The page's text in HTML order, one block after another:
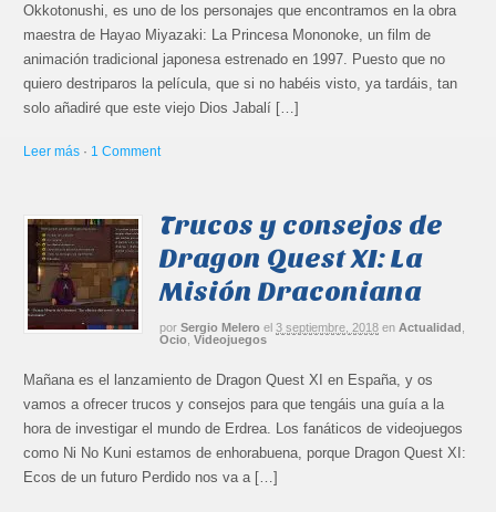
Okkotonushi, es uno de los personajes que encontramos en la obra
maestra de Hayao Miyazaki: La Princesa Mononoke, un film de
animación tradicional japonesa estrenado en 1997. Puesto que no
quiero destriparos la película, que si no habéis visto, ya tardáis, tan
solo añadiré que este viejo Dios Jabalí […]
Leer más · 1 Comment
Trucos y consejos de
Dragon Quest XI: La
Misión Draconiana
por Sergio Melero el 3 septiembre, 2018 en Actualidad ,
Ocio,Videojuegos
Mañana es el lanzamiento de Dragon Quest XI en España, y os
vamos a ofrecer trucos y consejos para que tengáis una guía a la
hora de investigar el mundo de Erdrea. Los fanáticos de videojuegos
como Ni No Kuni estamos de enhorabuena, porque Dragon Quest XI:
Ecos de un futuro Perdido nos va a […]